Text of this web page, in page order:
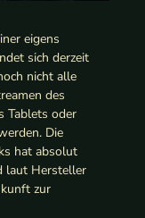
eigens
sich derzeit
nicht alle
des
Tablets oder
Die
hat absolut
laut Hersteller
zur